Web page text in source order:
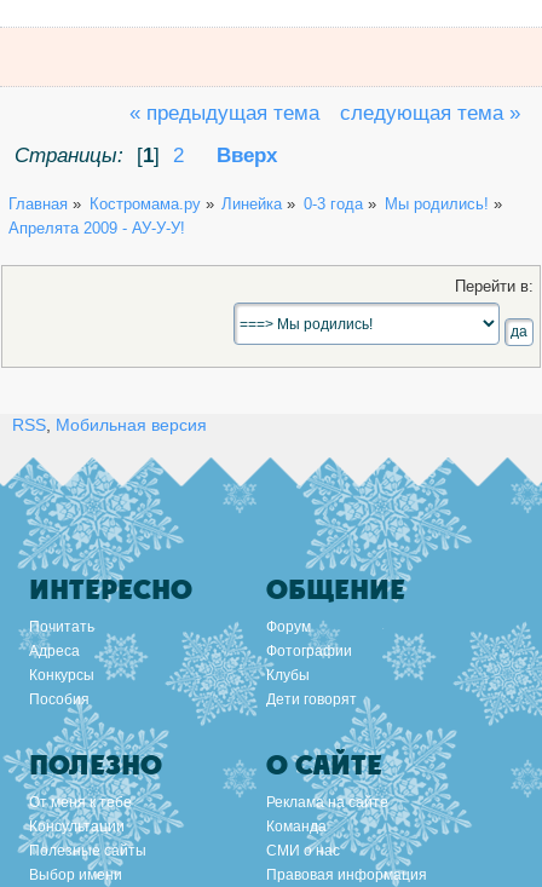
« предыдущая тема
следующая тема »
Страницы:
[1] 2 Вверх
Главная » Костромама.ру» Линейка» 0-3 года» Мы родились! »
Апрелята 2009 - АУ-У-У!
Перейти в:
RSS Мобильная версия
ИНТЕРЕСНО
Почитать
Адреса
Конкурсы
Пособия
ОБЩЕНИЕ
Форум
Фотографии
Клубы
Дети говорят
ПОЛЕЗНО
От меня к тебе
Консультации
Полезные сайты
Выбор имени
О САЙТЕ
Реклама на сайте
Команда
СМИ о нас
Правовая информация